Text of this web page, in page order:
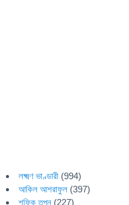
লক্ষ্মণ ভাণ্ডারী (994)
আকিল আশরাফুল (397)
শফিক তপন (227)